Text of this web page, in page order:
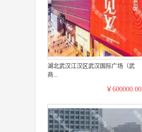
湖北武汉江汉区武汉国际广场（武
商...
￥600000.00